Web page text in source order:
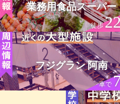
業務用食品スーパー
徒歩
フジグラン 阿南
車で